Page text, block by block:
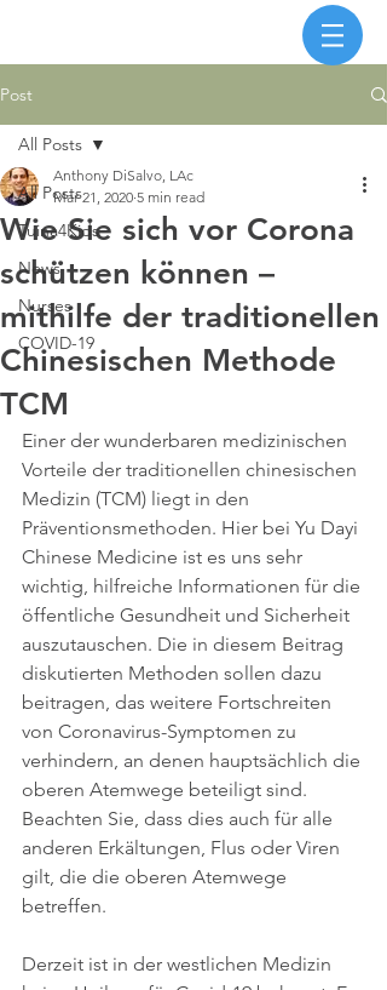
Post
All Posts
Tuina4Kids
News
Nurses
COVID-19
All Posts
Wie Sie sich vor Corona
schützen können –
mithilfe der traditionellen
Chinesischen Methode
TCM
Anthony DiSalvo, LAc
Mar 21, 2020 5 min read
Einer der wunderbaren medizinischen
Vorteile der traditionellen chinesischen
Medizin (TCM) liegt in den
Präventionsmethoden. Hier bei Yu Dayi
Chinese Medicine ist es uns sehr
wichtig, hilfreiche Informationen für die
öffentliche Gesundheit und Sicherheit
auszutauschen. Die in diesem Beitrag
diskutierten Methoden sollen dazu
beitragen, das weitere Fortschreiten
von Coronavirus-Symptomen zu
verhindern, an denen hauptsächlich die
oberen Atemwege beteiligt sind.
Beachten Sie, dass dies auch für alle
anderen Erkältungen, Flus oder Viren
gilt, die die oberen Atemwege
betreffen.
Derzeit ist in der westlichen Medizin